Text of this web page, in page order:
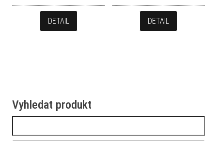
DETAIL DETAIL
Vyhledat produkt